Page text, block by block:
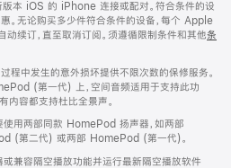
本 iOS 的 iPhone 连接或配对。符合条件的设
。无论购买多少件符合条件的设备，每个 Apple
动续订，直至取消订阅。须遵循限制条件和其他条
中发生的意外损坏提供不限次数的保修服务。
(第一代) 上，空间音频适用于支持此功
内容都支持杜比全景声。
用两部同款 HomePod 扬声器，如两部
(第二代) 或两部 HomePod (第一代)。
兼容隔空播放功能并运行最新隔空播放软件